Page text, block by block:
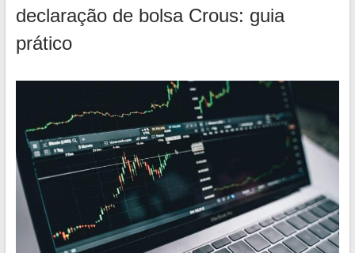
declaração de bolsa Crous: guia
prático